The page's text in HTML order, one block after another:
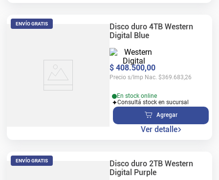
ENVÍO GRATIS
Disco duro 4TB Western
Digital Blue
$ 408.500,00
Precio s/Imp Nac. $369.683,26
En stock online
Consultá stock en sucursal
Agregar
Ver detalle
ENVÍO GRATIS
Disco duro 2TB Western
Digital Purple